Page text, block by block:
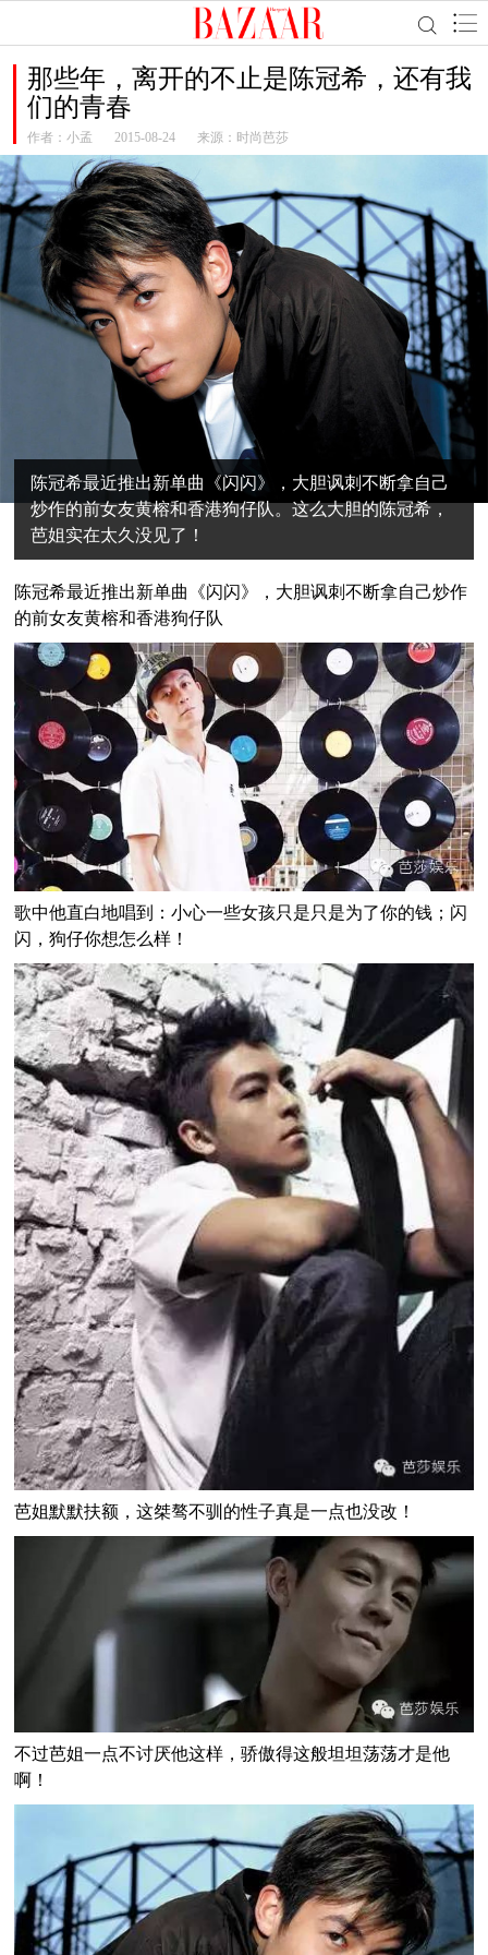
那些年，离开的不止是陈冠希，还有我
们的青春
作者： 小孟 2015-08-24 来源：时尚芭莎
陈冠希最近推出新单曲《闪闪》，大胆讽刺不断拿自己
炒作的前女友黄榕和香港狗仔队。这么大胆的陈冠希，
芭姐实在太久没见了！
陈冠希最近推出新单曲《闪闪》，大胆讽刺不断拿自己炒作
的前女友黄榕和香港狗仔队
歌中他直白地唱到：小心一些女孩只是只是为了你的钱；闪
闪，狗仔你想怎么样！
芭姐默默扶额，这桀骜不驯的性子真是一点也没改！
不过芭姐一点不讨厌他这样，骄傲得这般坦坦荡荡才是他
啊！